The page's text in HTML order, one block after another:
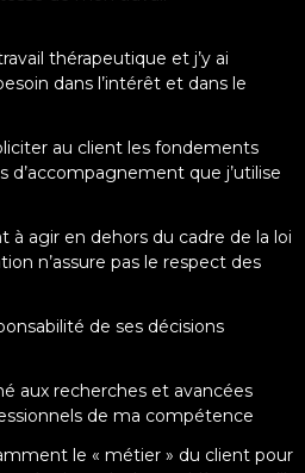
thérapeutique et j’y ai
dans l’intérêt et dans le
au client les fondements
d’accompagnement que j’utilise
à agir en dehors du cadre de la loi
n’assure pas le respect des
de ses décisions
aux recherches et avancées
de ma compétence
le « métier » du client pour